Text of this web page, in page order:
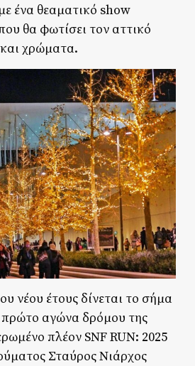
ένα θεαματικό show
θα φωτίσει τον αττικό
χρώματα.
νέου έτους δίνεται το σήμα
πρώτο αγώνα δρόμου της
πλέον SNF RUN: 2025
Σταύρος Νιάρχος